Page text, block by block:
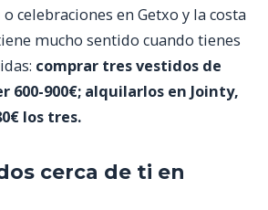
celebraciones en Getxo y la costa
mucho sentido cuando tienes
comprar tres vestidos de
600-900€; alquilarlos en Jointy,
los tres.
cerca de ti en